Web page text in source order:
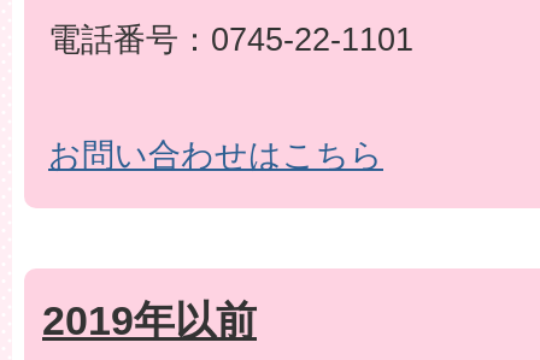
電話番号：0745-22-1101
お問い合わせはこちら
2019年以前